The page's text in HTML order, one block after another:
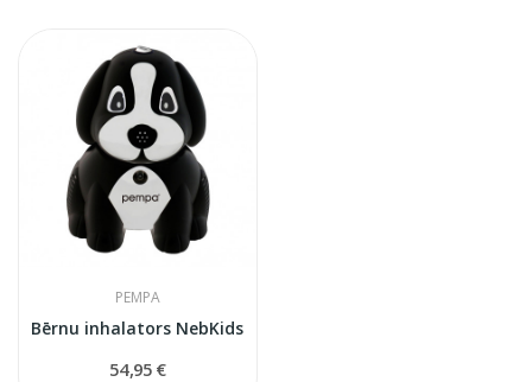
PEMPA
Bērnu inhalators NebKids
54,95 €